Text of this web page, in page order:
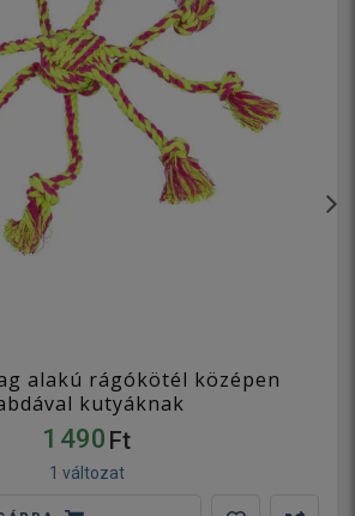
alakú rágókötél középen
kutyáknak
1 490 Ft
1 változat